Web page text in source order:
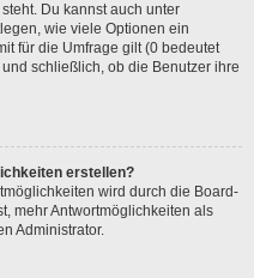
Du kannst auch unter
wie viele Optionen ein
für die Umfrage gilt (0 bedeutet
schließlich, ob die Benutzer ihre
erstellen?
wird durch die Board-
mehr Antwortmöglichkeiten als
Administrator.